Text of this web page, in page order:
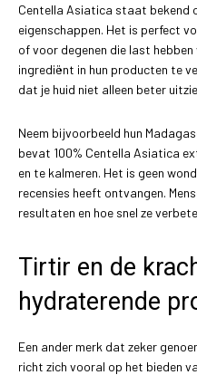
Centella Asiatica staat bekend
eigenschappen. Het is perfect
of voor degenen die last
ingrediënt in hun producten te
dat je huid niet alleen beter
Neem bijvoorbeeld hun
bevat 100% Centella Asiatica
en te kalmeren. Het is geen
recensies heeft ontvangen.
resultaten en hoe snel ze
Tirtir en de
hydraterende
Een ander merk dat zeker
richt zich vooral op het bieden